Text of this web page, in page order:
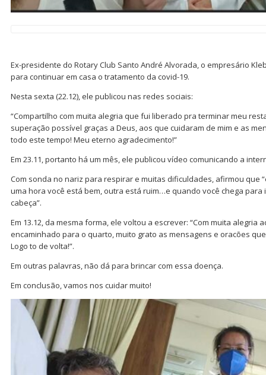
Ex-presidente do Rotary Club Santo André Alvorada, o empresário
para continuar em casa o tratamento da covid-19.
Nesta sexta (22.12), ele publicou nas redes sociais:
“Compartilho com muita alegria que fui liberado pra terminar meu
superação possível graças a Deus, aos que cuidaram de mim e as
todo este tempo! Meu eterno agradecimento!”
Em 23.11, portanto há um mês, ele publicou vídeo comunicando a
Com sonda no nariz para respirar e muitas dificuldades, afirmou que
uma hora você está bem, outra está ruim…e quando você chega
cabeça”.
Em 13.12, da mesma forma, ele voltou a escrever: “Com muita alegria
encaminhado para o quarto, muito grato as mensagens e oracões
Logo to de volta!”.
Em outras palavras, não dá para brincar com essa doença.
Em conclusão, vamos nos cuidar muito!